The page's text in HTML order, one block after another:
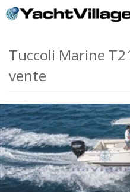
Tuccoli Marine
vente